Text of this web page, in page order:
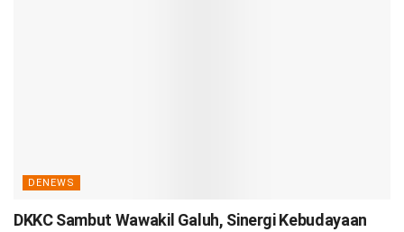
DENEWS
DKKC Sambut Wawakil Galuh, Sinergi Kebudayaan